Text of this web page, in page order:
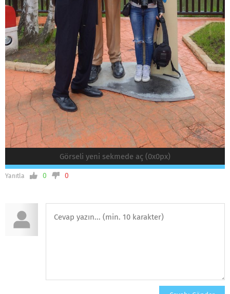
Görseli yeni sekmede aç (0x0px)
Yanıtla 0 0